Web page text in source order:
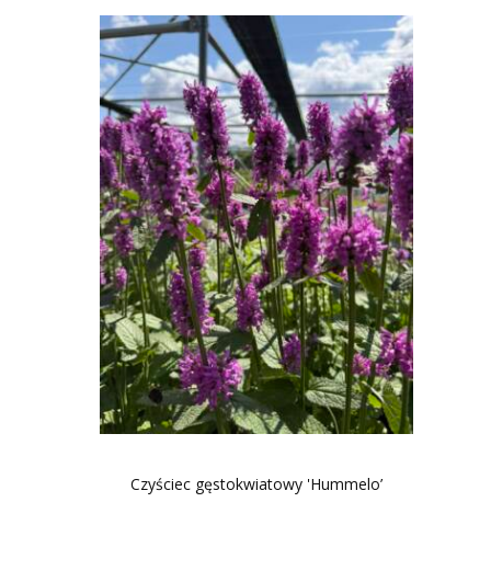
Czyściec gęstokwiatowy 'Hummelo’